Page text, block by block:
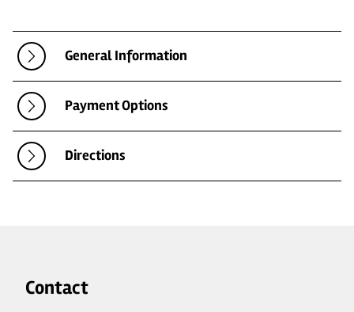
General Information
Payment Options
Directions
Contact